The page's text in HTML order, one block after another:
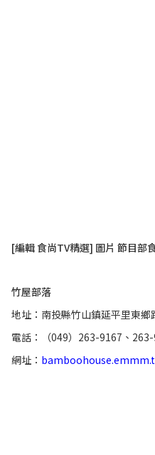
[編輯 食尚TV精選] 圖片 節目部
竹屋部落
地址：南投縣竹山鎮延平里東鄉
電話：（049）263-9167、
網址：